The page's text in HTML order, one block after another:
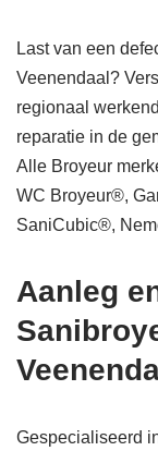
Last van een
Veenendaal?
regionaal
reparatie in de
Alle Broyeur
WC Broyeur®,
SaniCubic®,
Aanleg
Gespecialiseerd